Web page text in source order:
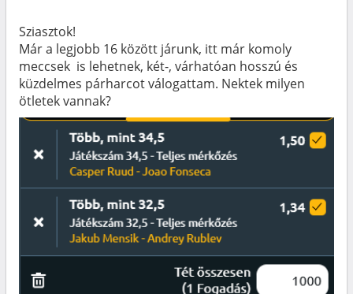
Sziasztok!
Már a legjobb 16 között járunk, itt már komoly
meccsek is lehetnek, két-, várhatóan hosszú és
küzdelmes párharcot válogattam. Nektek milyen
ötletek vannak?